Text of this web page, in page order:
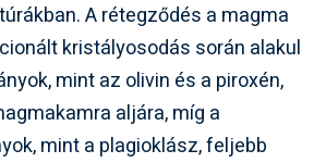
A rétegződés a magma
kristályosodás során alakul
mint az olivin és a piroxén,
aljára, míg a
mint a plagioklász, feljebb